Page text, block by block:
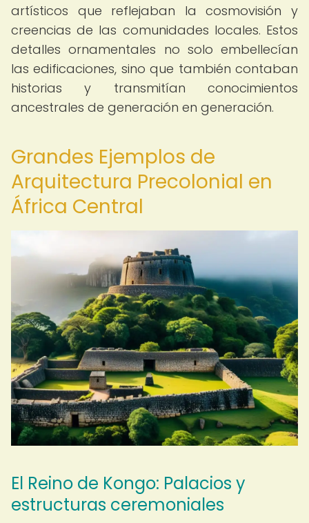
artísticos que reflejaban la cosmovisión y
creencias de las comunidades locales. Estos
detalles ornamentales no solo embellecían
las edificaciones, sino que también contaban
historias y transmitían conocimientos
ancestrales de generación en generación.
Grandes Ejemplos de
Arquitectura Precolonial en
África Central
El Reino de Kongo: Palacios y
estructuras ceremoniales